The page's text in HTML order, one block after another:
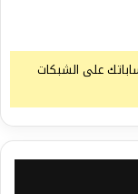
على الشبكات